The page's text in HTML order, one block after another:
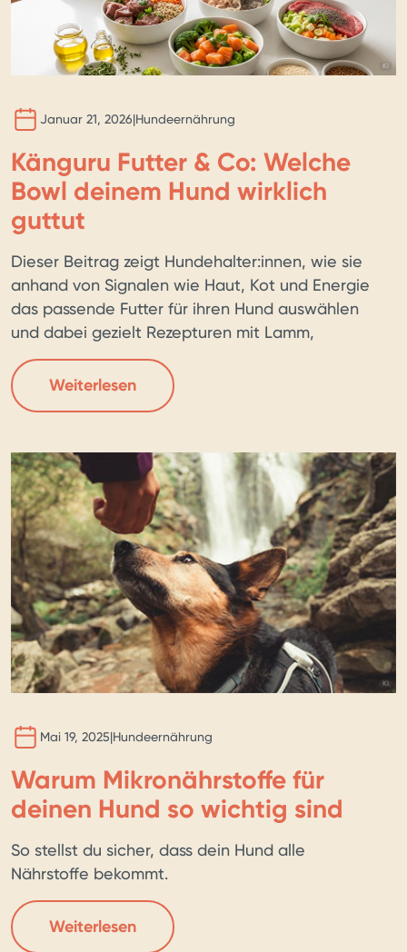
KI BILD
Januar 21, 2026|Hundeernährung
Känguru Futter & Co: Welche
Bowl deinem Hund wirklich
guttut
Dieser Beitrag zeigt Hundehalter:innen, wie sie
anhand von Signalen wie Haut, Kot und Energie
das passende Futter für ihren Hund auswählen
und dabei gezielt Rezepturen mit Lamm,
Truthahn, Lachs oder Känguru nutzen können,
um Verdauung, Hautgesundheit und
Entwicklung zu unterstützen. Anhand von vier
Truthahn & Chia, Lachs & Brokkoli, Känguru […]
Weiterlesen
KIBILD
Mai 19, 2025|Hundeernährung
Warum Mikronährstoffe für
deinen Hund so wichtig sind
So stellst du sicher, dass dein Hund alle
Nährstoffe bekommt.
Weiterlesen